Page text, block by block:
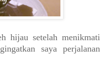
hijau setelah menikmati
saya perjalanan